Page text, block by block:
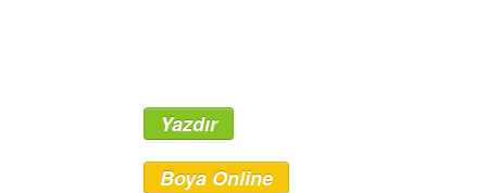
Yazdır
Boya Online